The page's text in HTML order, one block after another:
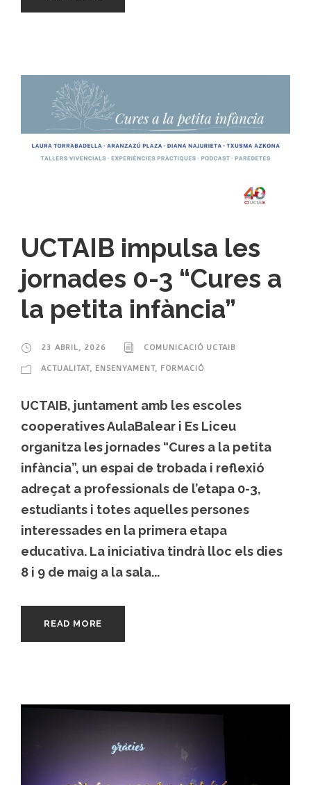
UCTAIB impulsa les
jornades 0-3 “Cures a
la petita infància”
23 ABRIL, 2026 COMUNICACIÓ UCTAIB
ACTUALITAT, ENSENYAMENT, FORMACIÓ
UCTAIB, juntament amb les escoles
cooperatives AulaBalear i Es Liceu
organitza les jornades “Cures a la petita
infància”, un espai de trobada i reflexió
adreçat a professionals de l’etapa 0-3,
estudiants i totes aquelles persones
interessades en la primera etapa
educativa. La iniciativa tindrà lloc els dies
8 i 9 de maig a la sala...
READ MORE